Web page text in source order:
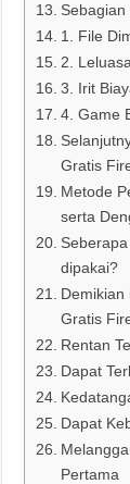
Sebagian
1. File
2.
3. Irit
4. Game
Gratis
Metode
serta
dipakai?
Demikian
Gratis
Rentan
Dapat
Dapat
Pertama